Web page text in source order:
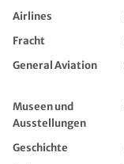
Airlines
Fracht
General Aviation
Museen und
Ausstellungen
Geschichte